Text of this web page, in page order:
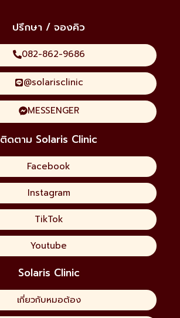
ปรึกษา / จองคิว
082-862-9686
@solarisclinic
MESSENGER
ติดตาม Solaris Clinic
Facebook
Instagram
TikTok
Youtube
Solaris Clinic
เกี่ยวกับหมอต้อง